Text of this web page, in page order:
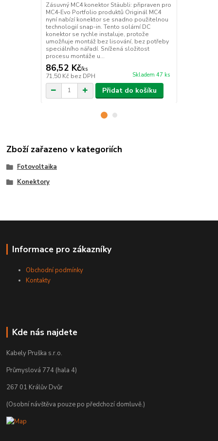
Zásuvný MC4 konektor Stäubli: připraven pro
MC4-Evo Portfolio produktů Originál MC4
nyní nabízí konektor se snadno použitelnou
technologií snap-in. Tento solární DC
konektor se rychle instaluje, protože
umožňuje montáž bez lisování, bez potřeby
speciálního nářadí. Snížená složitost
procesu montáže u...
86,52 Kč/ks
71,50 Kč bez DPH Skladem 47 ks
Přidat do košíku
Zboží zařazeno v kategoriích
Fotovoltaika
Konektory
Informace pro zákazníky
Obchodní podmínky
Kontakty
Kde nás najdete
Kabely Pruška s.r.o.
Průmyslová 774 (hala 4)
267 01 Králův Dvůr
(Osobní návštěva pouze po předchozí domluvě.)